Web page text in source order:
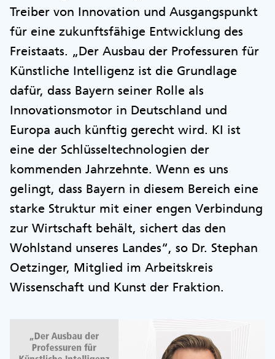
Treiber von Innovation und Ausgangspunkt
für eine zukunftsfähige Entwicklung des
Freistaats. „Der Ausbau der Professuren für
Künstliche Intelligenz ist die Grundlage
dafür, dass Bayern seiner Rolle als
Innovationsmotor in Deutschland und
Europa auch künftig gerecht wird. KI ist
eine der Schlüsseltechnologien der
kommenden Jahrzehnte. Wenn es uns
gelingt, dass Bayern in diesem Bereich eine
starke Struktur mit einer engen Verbindung
zur Wirtschaft behält, sichert das den
Wohlstand unseres Landes“, so Dr. Stephan
Oetzinger, Mitglied im Arbeitskreis
Wissenschaft und Kunst der Fraktion.